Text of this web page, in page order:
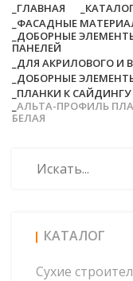
ГЛАВНАЯ
ФАСАДНЫЕ
ДОБОРНЫЕ
ПАНЕЛЕЙ
ДЛЯ АКРИЛОВОГО И
ДОБОРНЫЕ
ПЛАНКИ К
АЛЬТА-ПРОФИЛЬ
БЕЛАЯ
КАТАЛОГ
Сухие